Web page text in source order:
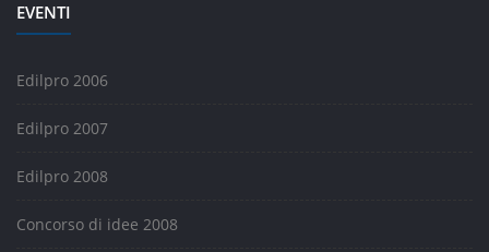
EVENTI
Edilpro 2006
Edilpro 2007
Edilpro 2008
Concorso di idee 2008